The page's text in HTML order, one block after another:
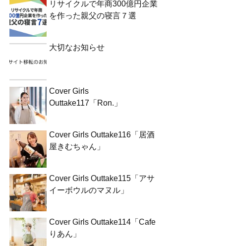
リサイクルで年商300億円企業
を作った親父の寝言７選
大切なお知らせ
Cover Girls
Outtake117「Ron.」
Cover Girls Outtake116「居酒
屋きむちゃん」
Cover Girls Outtake115「アサ
イーボウルのマヌル」
Cover Girls Outtake114「Cafe
りあん」